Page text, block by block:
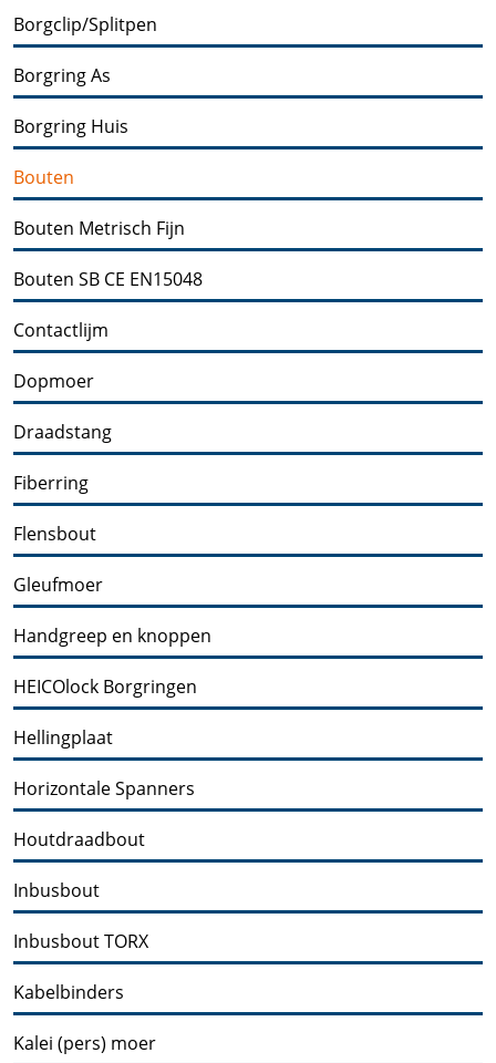
Borgclip/Splitpen
Borgring As
Borgring Huis
Bouten
Bouten Metrisch Fijn
Bouten SB CE EN15048
Contactlijm
Dopmoer
Draadstang
Fiberring
Flensbout
Gleufmoer
Handgreep en knoppen
HEICOlock Borgringen
Hellingplaat
Horizontale Spanners
Houtdraadbout
Inbusbout
Inbusbout TORX
Kabelbinders
Kalei (pers) moer